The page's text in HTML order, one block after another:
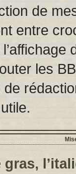
de
entre
les